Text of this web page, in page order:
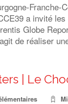
Franche-
a invité
Globe
de réaliser
| Le